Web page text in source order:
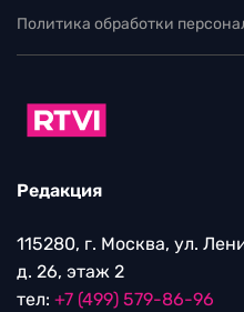
Политика обработки
Редакция
115280, г. Москва, ул.
д. 26, этаж 2
тел: +7 (499) 579-86-96